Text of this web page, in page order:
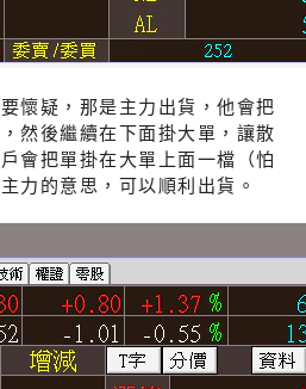
懷疑，那是主力出貨，他會把
然後繼續在下面掛大單，讓散
會把單掛在大單上面一檔（怕
力的意思，可以順利出貨。